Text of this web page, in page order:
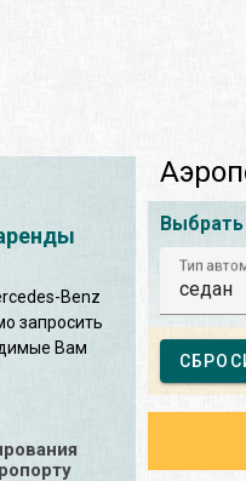
Benz
запросить
Вам
Тип
седан